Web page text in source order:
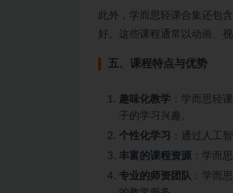
此外，学而思轻课合集还包
好。这些课程通常以动画、
五、课程特点与优势
趣味化教学 ：学而思轻
子的学习兴趣。
个性化学习
：通过人工
丰富的课程资源 ：学而
专业的师资团队 ：学而